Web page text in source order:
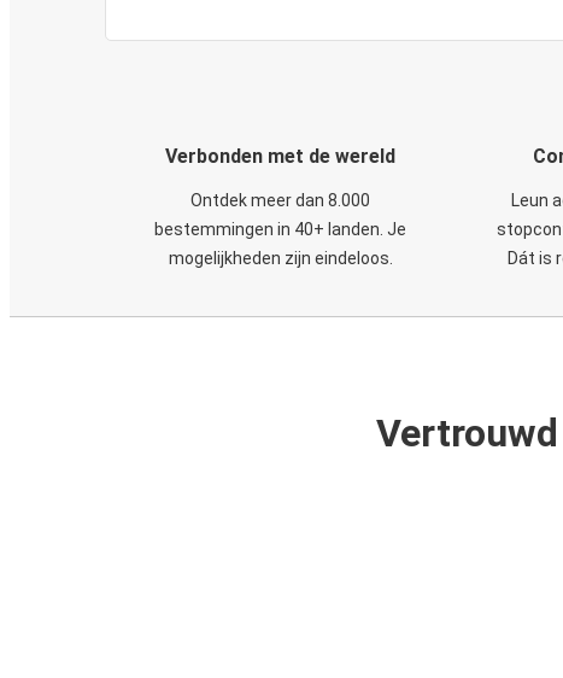
Verbonden met de wereld
Ontdek meer dan 8.000
bestemmingen in 40+ landen. Je
mogelijkheden zijn eindeloos.
Leun
Dát is